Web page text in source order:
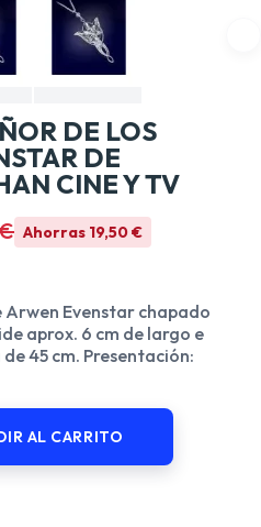
DE LOS
DE
CINE Y TV
Ahorras 19,50 €
Evenstar chapado
aprox. 6 cm de largo e
45 cm. Presentación:
AL CARRITO